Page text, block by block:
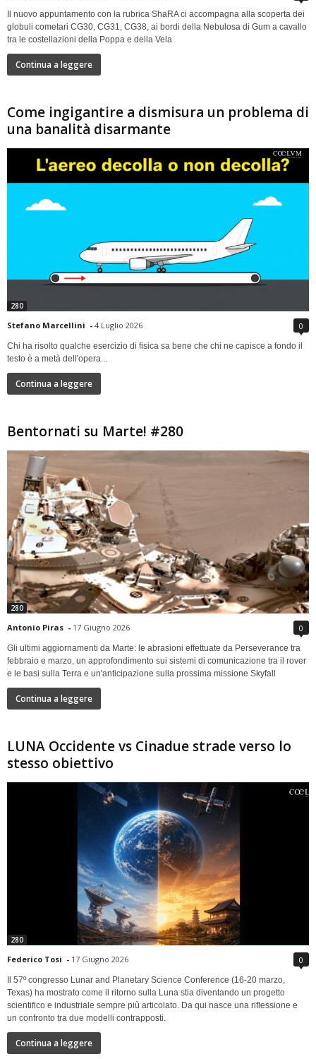
Il nuovo appuntamento con la rubrica ShaRA ci accompagna alla scoperta dei
globuli cometari CG30, CG31, CG38, ai bordi della Nebulosa di Gum a cavallo
tra le costellazioni della Poppa e della Vela
Continua a leggere
Come ingigantire a dismisura un problema di
una banalità disarmante
280
Stefano Marcellini - 4 Luglio 2026 0
Chi ha risolto qualche esercizio di fisica sa bene che chi ne capisce a fondo il
testo è a metà dell'opera...
Continua a leggere
Bentornati su Marte! #280
280
Antonio Piras - 17 Giugno 2026 0
Gli ultimi aggiornamenti da Marte: le abrasioni effettuate da Perseverance tra
febbraio e marzo, un approfondimento sui sistemi di comunicazione tra il rover
e le basi sulla Terra e un'anticipazione sulla prossima missione Skyfall
Continua a leggere
LUNA Occidente vs Cinadue strade verso lo
stesso obiettivo
280
Federico Tosi - 17 Giugno 2026 0
Il 57º congresso Lunar and Planetary Science Conference (16-20 marzo,
Texas) ha mostrato come il ritorno sulla Luna stia diventando un progetto
scientifico e industriale sempre più articolato. Da qui nasce una riflessione e
un confronto tra due modelli contrapposti.
Continua a leggere